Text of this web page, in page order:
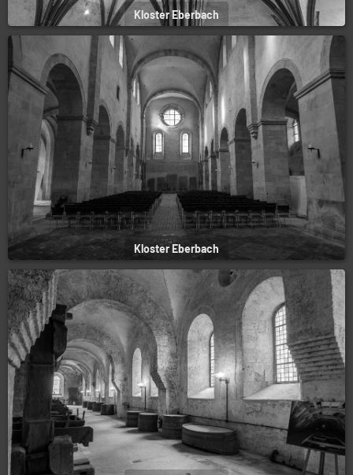
Kloster Eberbach
Kloster Eberbach